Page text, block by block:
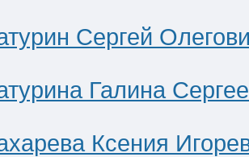
Сергей
Галина
Ксения